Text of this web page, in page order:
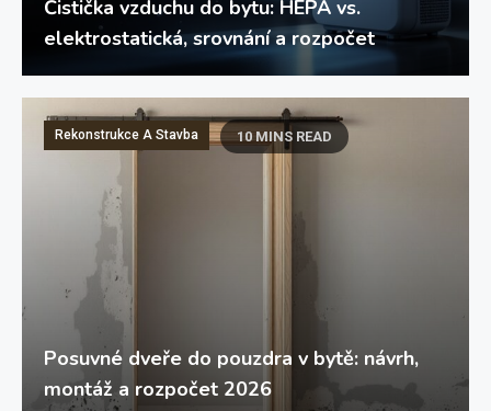
Čistička vzduchu do bytu: HEPA vs.
elektrostatická, srovnání a rozpočet
Rekonstrukce A Stavba 10 MINS READ
Posuvné dveře do pouzdra v bytě: návrh,
montáž a rozpočet 2026